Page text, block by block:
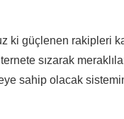
ki güçlenen rakipleri
sızarak
sahip olacak sistemin